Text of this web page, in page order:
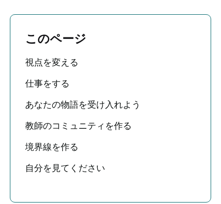
このページ
視点を変える
仕事をする
あなたの物語を受け入れよう
教師のコミュニティを作る
境界線を作る
自分を見てください